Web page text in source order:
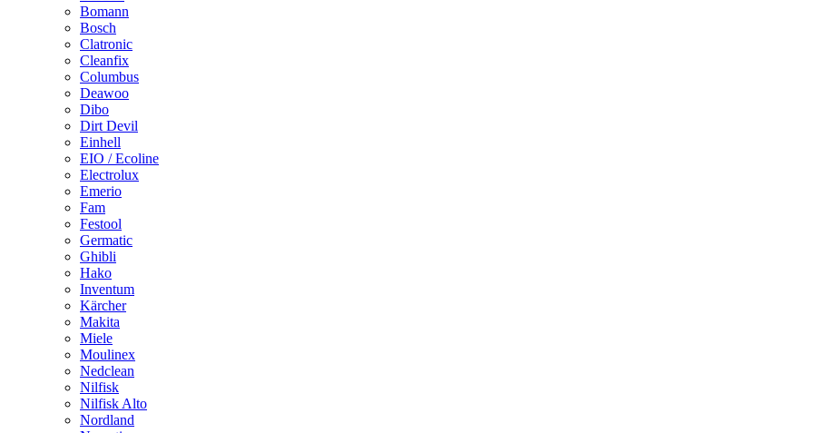
Bomann
Bosch
Clatronic
Cleanfix
Columbus
Deawoo
Dibo
Dirt Devil
Einhell
EIO / Ecoline
Electrolux
Emerio
Fam
Festool
Germatic
Ghibli
Hako
Inventum
Kärcher
Makita
Miele
Moulinex
Nedclean
Nilfisk
Nilfisk Alto
Nordland